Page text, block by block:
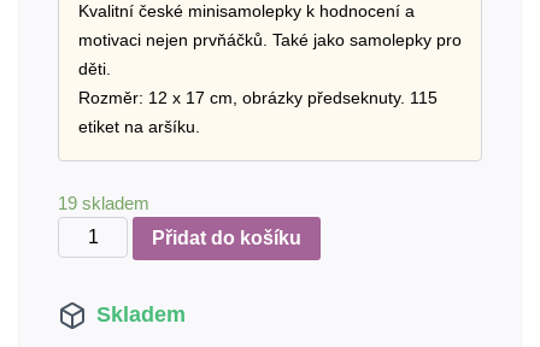
Kvalitní české minisamolepky k hodnocení a
motivaci nejen prvňáčků. Také jako samolepky pro
děti.
Rozměr: 12 x 17 cm, obrázky předseknuty. 115
etiket na aršíku.
19 skladem
Pejsci
minisamolepky
Přidat do košíku
Skladem